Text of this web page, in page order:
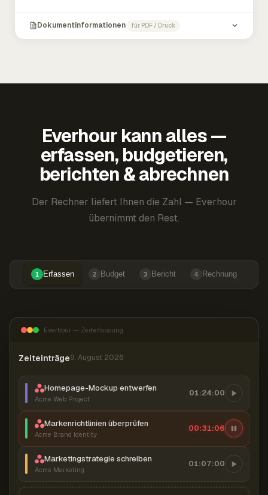
Dokumentinformationen für PDF / Druck
Everhour kann alles —
erfassen, budgetieren,
berichten & abrechnen
Der Rechner liefert Ihnen die Zahl — Everhour
übernimmt den Rest.
1 Erfassen 2 Budget 3 Bericht 4 Rechnung
Everhour — Zeiterfassung
Zeiteinträge9. August 2026
Homepage-Mockup entwerfen
Acme Web Project
01:24:00
Markenrichtlinien überprüfen
Acme Brand Identity
00:31:07
Marketingstrategie schreiben
Acme Marketing
01:07:00